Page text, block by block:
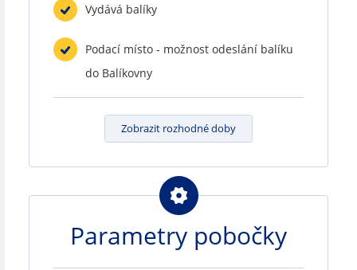
Vydává balíky
Podací místo - možnost odeslání balíku
do Balíkovny
Zobrazit rozhodné doby
Parametry pobočky